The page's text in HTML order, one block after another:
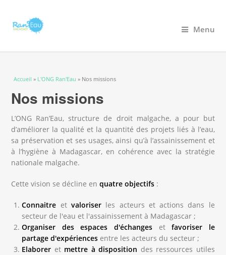
Menu
Vous êtes ici
Accueil » L'ONG Ran'Eau » Nos missions
Nos missions
L’ONG Ran’Eau, structure de droit malgache, a pour but
d’améliorer la qualité et la quantité des projets liés à l’eau,
sa préservation et ses usages, ainsi qu’à l’assainissement et
à l’hygiène à Madagascar, en cohérence avec la stratégie
nationale malgache.
Cette vision se décline enquatre objectifs :
Connaitre et valoriser les acteurs et actions dans le
secteur de l'eau et l'assainissement à Madagascar ;
Organiser des espaces d'échanges etfavoriser le
partage d'expériences entre les acteurs du secteur ;
Elaborer et mettre à disposition des ressources utiles